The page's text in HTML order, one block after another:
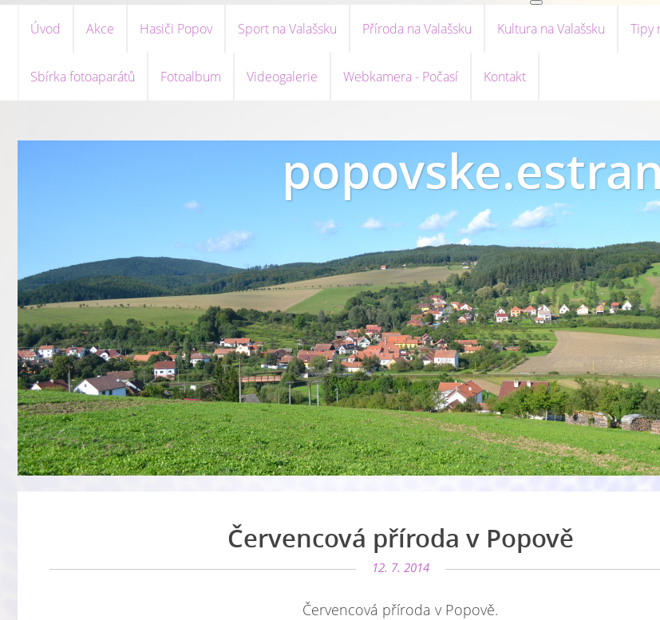
Úvod Akce Hasiči Popov Sport na Valašsku Příroda na Valašsku Kultura na Valašsku Tipy
Sbírka fotoaparátů Fotoalbum Videogalerie Webkamera - Počasí Kontakt
Červencová příroda v Popově
12. 7. 2014
Červencová příroda v Popově.